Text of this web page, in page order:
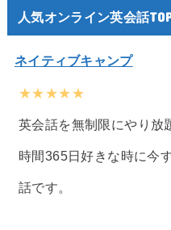
人気オンライン英会話
ネイティブキャンプ
★★★★★
英会話を無制限にやり放
時間365日好きな時に今
話です。